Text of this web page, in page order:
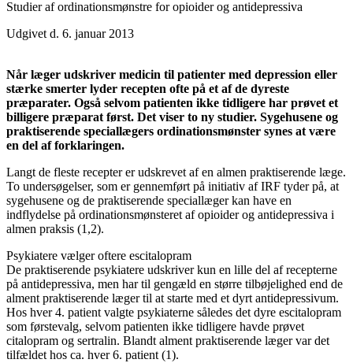
Studier af ordinationsmønstre for opioider og antidepressiva
Udgivet d. 6. januar 2013
Når læger udskriver medicin til patienter med depression eller
stærke smerter lyder recepten ofte på et af de dyreste
præparater. Også selvom patienten ikke tidligere har prøvet et
billigere præparat først. Det viser to ny studier. Sygehusene og
praktiserende speciallægers ordinationsmønster synes at være
en del af forklaringen.
Langt de fleste recepter er udskrevet af en almen praktiserende læge.
To undersøgelser, som er gennemført på initiativ af IRF tyder på, at
sygehusene og de praktiserende speciallæger kan have en
indflydelse på ordinationsmønsteret af opioider og antidepressiva i
almen praksis (1,2).
Psykiatere vælger oftere escitalopram
De praktiserende psykiatere udskriver kun en lille del af recepterne
på antidepressiva, men har til gengæld en større tilbøjelighed end de
alment praktiserende læger til at starte med et dyrt antidepressivum.
Hos hver 4. patient valgte psykiaterne således det dyre escitalopram
som førstevalg, selvom patienten ikke tidligere havde prøvet
citalopram og sertralin. Blandt alment praktiserende læger var det
tilfældet hos ca. hver 6. patient (1).